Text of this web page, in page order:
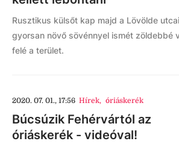
Rusztikus külsőt kap majd a Lövölde
gyorsan növő sövénnyel ismét zöldebbé
felé a terület.
2020. 07. 01., 17:56 Hírek, óriáskerék
Búcsúzik Fehérvártól az
óriáskerék - videóval!